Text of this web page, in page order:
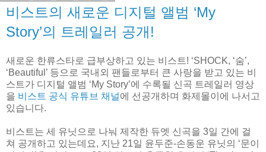
비스트의 새로운 디지털 앨범 ‘My
Story’의 트레일러 공개!
새로운 한류스타로 급부상하고 있는 비스트! ‘SHOCK, ‘숨’,
‘Beautiful’ 등으로 국내외 팬들로부터 큰 사랑을 받고 있는 비
스트가 디지털 앨범 ‘My Story’에 수록될 신곡 트레일러 영상
을 비스트 공식 유튜브 채널에 선공개하며 화제몰이에 나서고
있습니다.
비스트는 세 유닛으로 나눠 제작한 듀엣 신곡을 3일 간에 걸
쳐 공개하고 있는데요, 지난 21일 윤두준-손동운 유닛의 ‘문이